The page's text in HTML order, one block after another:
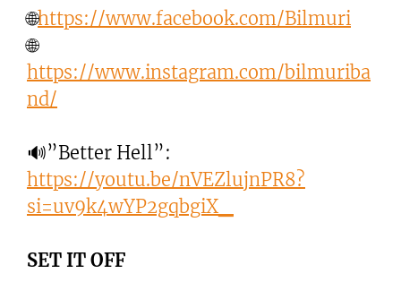
🌐https://www.facebook.com/Bilmuri
🌐
https://www.instagram.com/bilmuriba
nd/
🔊”Better Hell”:
https://youtu.be/nVEZlujnPR8?
si=uv9k4wYP2gqbgiX_
SET IT OFF